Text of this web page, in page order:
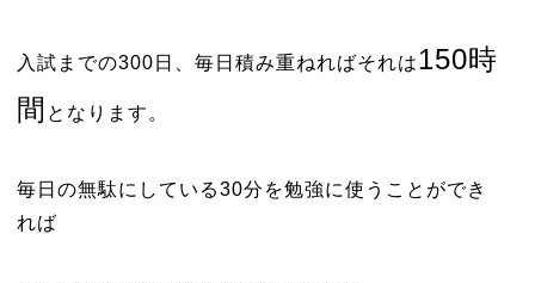
入試までの300日、毎日積み重ねればそれは150時
間 となります。
毎日の無駄にしている30分を勉強に使うことができ
れば